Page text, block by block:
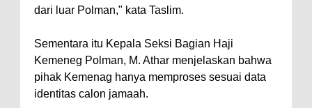
dari luar Polman," kata Taslim.
Sementara itu Kepala Seksi Bagian Haji
Kemeneg Polman, M. Athar menjelaskan bahwa
pihak Kemenag hanya memproses sesuai data
identitas calon jamaah.